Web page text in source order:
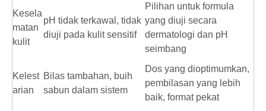
Kesela
matan
kulit
pH tidak terkawal, tidak
diuji pada kulit sensitif
Pilihan untuk formula
yang diuji secara
dermatologi dan pH
seimbang
Kelest
arian
Bilas tambahan, buih
sabun dalam sistem
Dos yang dioptimumkan,
pembilasan yang lebih
baik, format pekat